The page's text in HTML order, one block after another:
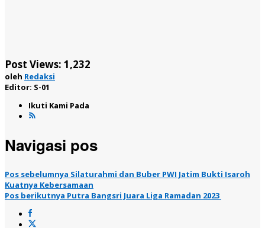
Post Views: 1,232
oleh Redaksi
Editor: S-01
Ikuti Kami Pada
Navigasi pos
Pos sebelumnya Silaturahmi dan Buber PWI Jatim Bukti Isaroh
Kuatnya Kebersamaan
Pos berikutnya Putra Bangsri Juara Liga Ramadan 2023